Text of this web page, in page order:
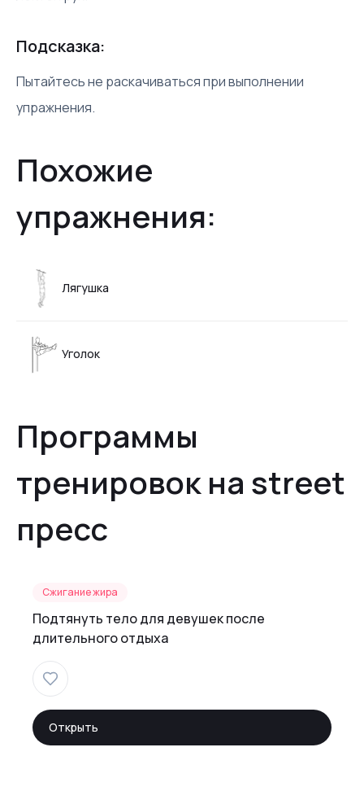
Подсказка:
Пытайтесь не раскачиваться при выполнении
упражнения.
Похожие
упражнения:
Лягушка
Уголок
Программы
тренировок на street
пресс
Сжигание жира
Подтянуть тело для девушек после
длительного отдыха
Открыть